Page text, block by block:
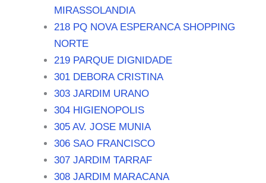
MIRASSOLANDIA
218 PQ NOVA ESPERANCA SHOPPING
NORTE
219 PARQUE DIGNIDADE
301 DEBORA CRISTINA
303 JARDIM URANO
304 HIGIENOPOLIS
305 AV. JOSE MUNIA
306 SAO FRANCISCO
307 JARDIM TARRAF
308 JARDIM MARACANA